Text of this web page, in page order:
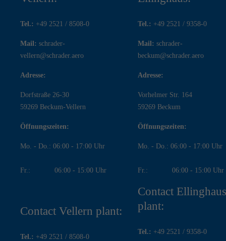
Tel.: +49 2521 / 8508-0
Mail: schrader-
vellern@schrader.aero
Adresse:
Dorfstraße 26-30
59269 Beckum-Vellern
Öffnungszeiten:
Mo. - Do.: 06:00 - 17:00 Uhr
Fr.: 06:00 - 15:00 Uhr
Contact Vellern plant:
Tel.: +49 2521 / 8508-0
Tel.: +49 2521 / 9358-0
Mail: schrader-
beckum@schrader.aero
Adresse:
Vorhelmer Str. 164
59269 Beckum
Öffnungszeiten:
Mo. - Do.: 06:00 - 17:00 Uhr
Fr.: 06:00 - 15:00 Uhr
Contact Ellinghaus
plant:
Tel.: +49 2521 / 9358-0